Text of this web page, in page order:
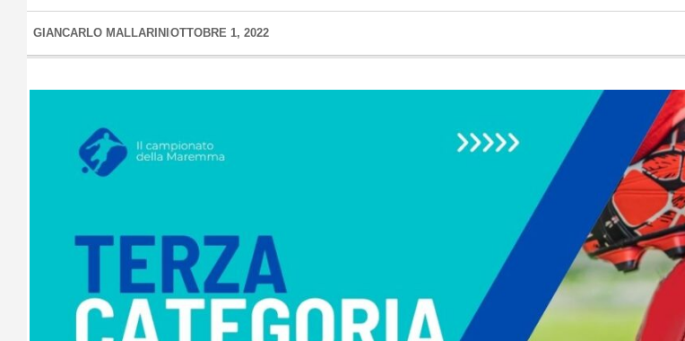
GIANCARLO MALLARINI OTTOBRE 1, 2022